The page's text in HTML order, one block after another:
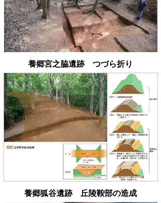
養郷宮之脇遺跡 つづら折り
養郷狐谷遺跡 丘陵鞍部の造成